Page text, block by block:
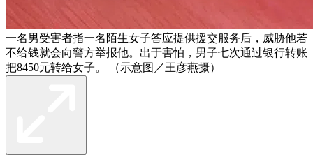
一名男受害者指一名陌生女子答应提供援交服务后，威胁他若
不给钱就会向警方举报他。出于害怕，男子七次通过银行转账
把8450元转给女子。 （示意图／王彦燕摄）